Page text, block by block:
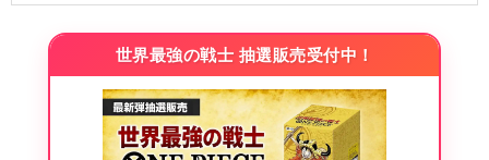
世界最強の戦士 抽選販売受付中！